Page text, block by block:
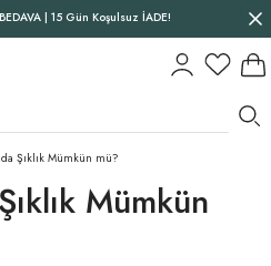
| 15 Gün Koşulsuz İADE!
Şıklık Mümkün mü?
Mümkün